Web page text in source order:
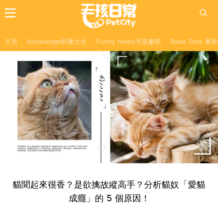
主頁 Knowledge飼養大全 Funny News毛孩趣聞 Raise Pets 養
貓聞起來很香？是欲擒故縱高手？分析貓奴「愛貓
成癮」的 5 個原因！